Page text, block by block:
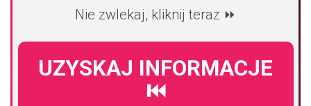
Nie zwlekaj, kliknij teraz ⏩
UZYSKAJ INFORMACJE
⏮️